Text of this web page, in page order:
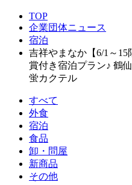
TOP
企業団体ニュース
宿泊
吉祥やまなか【6/1～
賞付き宿泊プラン♪ 鶴
蛍カクテル
すべて
外食
宿泊
食品
卸・問屋
新商品
その他